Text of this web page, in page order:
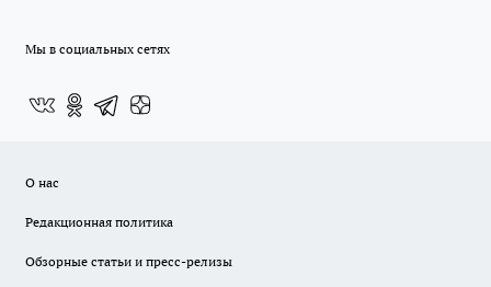
Мы в социальных сетях
О нас
Редакционная политика
Обзорные статьи и пресс-релизы